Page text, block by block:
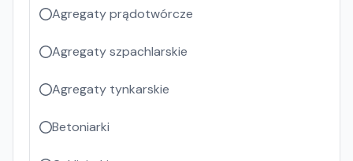
Agregaty prądotwórcze
Agregaty szpachlarskie
Agregaty tynkarskie
Betoniarki